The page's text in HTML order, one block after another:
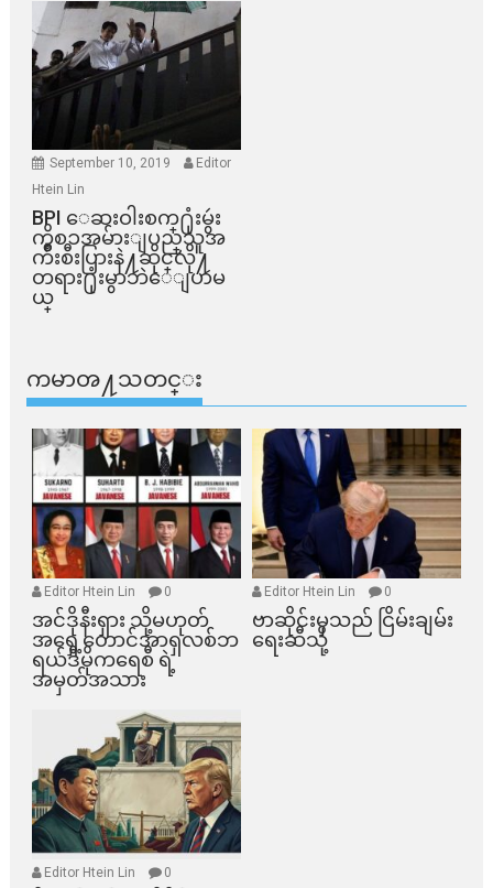
September 10, 2019
Editor
Htein Lin
BPI ​ေဆးဝါးစက္​႐ုံးမွဴး
ကိစၥအမ်ားျပည္​သူအ
က်ိဳးစီးပြားနဲ႔ဆိုင္​လို႔
တရား႐ုံးမွာဘဲေျပာမ
ယ္​
ကမာၻ႔သတင္း
Editor Htein Lin 0
အင်ဒိုနီးရှား သို့မဟုတ်
အရှေ့တောင်အာရှလစ်ဘ
ရယ်ဒီမိုကရေစီ ရဲ့
အမှတ်အသား
Editor Htein Lin 0
ဗာဆိုင်းမှသည် ငြိမ်းချမ်း
ရေးဆီသို့
Editor Htein Lin 0